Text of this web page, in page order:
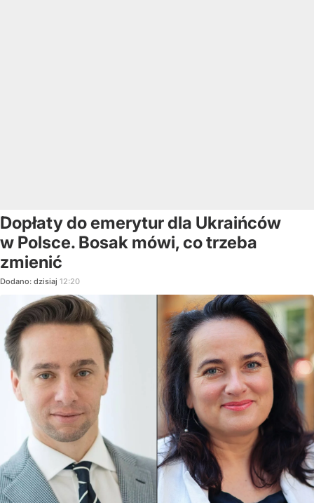
Dopłaty do emerytur dla Ukraińców
w Polsce. Bosak mówi, co trzeba
zmienić
Dodano: dzisiaj 12:20